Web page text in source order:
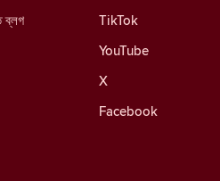
TikTok
YouTube
X
Facebook
ব্লগ